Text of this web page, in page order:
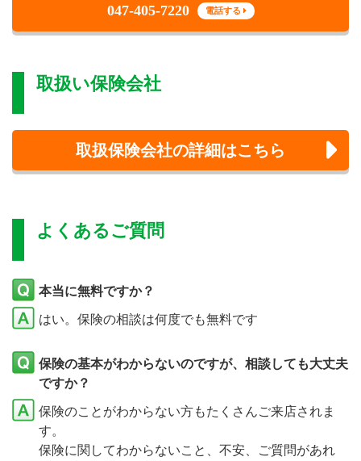
047-405-7220 電話する
取扱い保険会社
取扱保険会社の詳細はこちら
よくあるご質問
本当に無料ですか？
はい。保険の相談は何度でも無料です
保険の基本がわからないのですが、相談しても大丈夫
ですか？
保険のことがわからない方もたくさんご来店されま
す。
保険に関してわからないこと、不安、ご質問があれ